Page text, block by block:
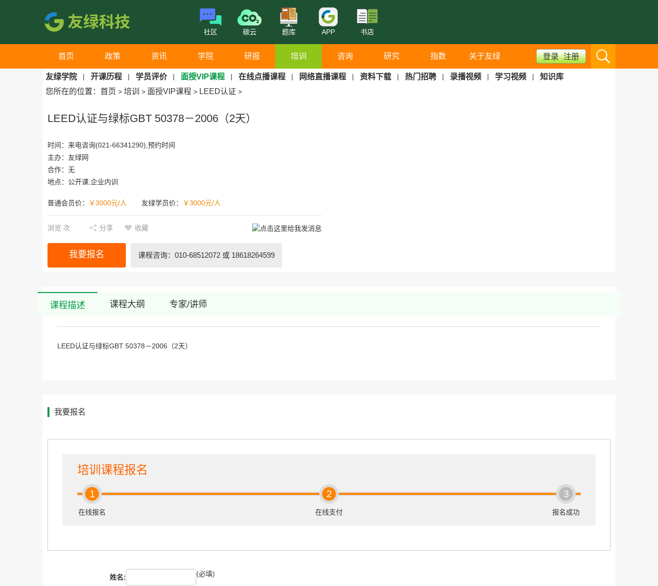
社区 碳云 题库 APP 书店
首页 政策 资讯 学院 研报 培训 咨询 研究 指数 关于友绿 登录 注册
友绿学院 | 开课历程 | 学员评价 | 面授VIP课程 | 在线点播课程 | 网络直播课程 | 资料下载 | 热门招聘 | 录播视频 | 学习视频 |
知识库
您所在的位置： 首页 > 培训 > 面授VIP课程 > LEED认证 >
LEED认证与绿标GBT 50378－2006（2天）
时间：来电咨询(021-66341290),预约时间
主办：友绿网
合作：无
地点：公开课,企业内训
普通会员价： ￥3000元/人 友绿学员价： ￥3000元/人
浏览 次 分享 收藏
我要报名 课程咨询：010-68512072 或 18618264599
课程描述 课程大纲 专家/讲师
LEED认证与绿标GBT 50378 －2006 （2天）
我要报名
培训课程报名
1
在线报名
2
在线支付
3
报名成功
姓名: (必填)